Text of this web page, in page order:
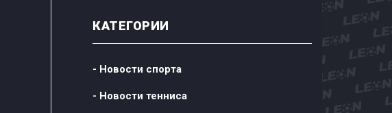
КАТЕГОРИИ
- Новости спорта
- Новости тенниса